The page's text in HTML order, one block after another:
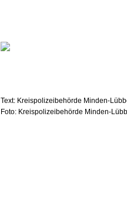
Text: Kreispolizeibehörde Minden-
Foto: Kreispolizeibehörde Minden-